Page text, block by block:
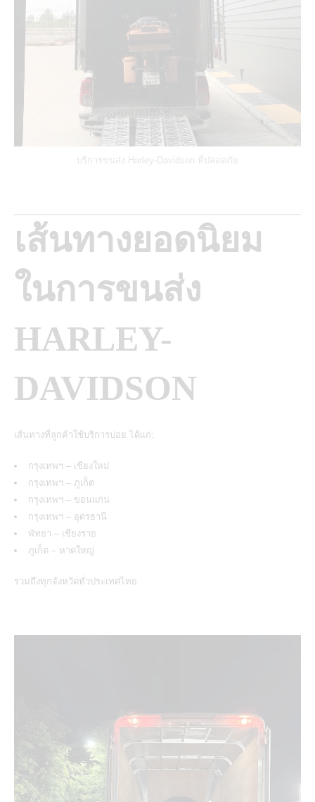
บริการขนส่ง Harley-Davidson ที่ปลอดภัย
เส้นทางยอดนิยม
ในการขนส่ง
HARLEY-
DAVIDSON
เส้นทางที่ลูกค้าใช้บริการบ่อย ได้แก่:
กรุงเทพฯ – เชียงใหม่
กรุงเทพฯ – ภูเก็ต
กรุงเทพฯ – ขอนแก่น
กรุงเทพฯ – อุดรธานี
พัทยา – เชียงราย
ภูเก็ต – หาดใหญ่
รวมถึงทุกจังหวัดทั่วประเทศไทย